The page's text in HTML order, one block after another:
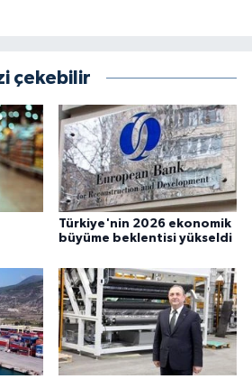
çekebilir
Türkiye'nin 2026 ekonomik
büyüme beklentisi yükseldi